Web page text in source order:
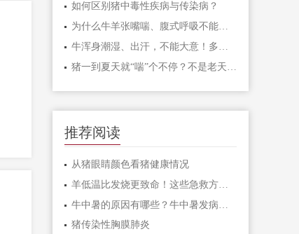
如何区别猪中毒性疾病与传染病？
为什么牛羊张嘴喘、腹式呼吸不能一上来就打氟苯尼考多西环素、卡那霉素泰乐菌素等？而是先打氨茶碱、呋塞米、地塞米松？
推荐阅读
从猪眼睛颜色看猪健康情况
羊低温比发烧更致命！这些急救方法能救羊命，赶紧收藏！
猪传染性胸膜肺炎